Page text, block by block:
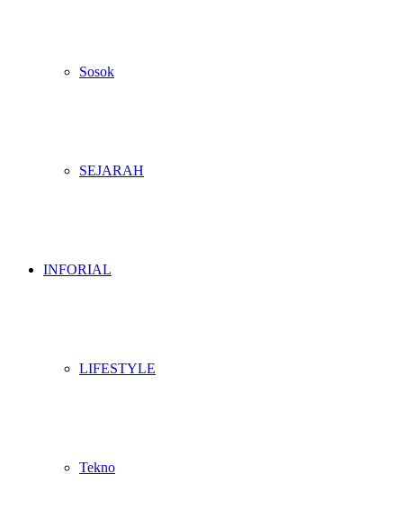
Sosok
SEJARAH
INFORIAL
LIFESTYLE
Tekno